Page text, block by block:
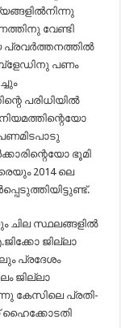
വേണ്ടി
ബ്ളേഡിനു പണം
പരിധിയിൽ
ഭൂമി
2014 ലെ
ചില സ്ഥലങ്ങളിൽ
ജില്ലാ
പ്രദേശം
ജില്ലാ
­കേ­സി­ലെ­ പ്ര­തി­
ഹൈക്കോടതി